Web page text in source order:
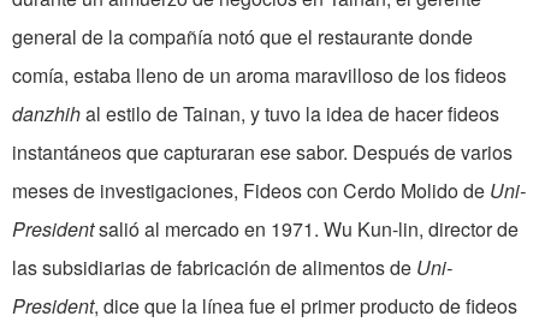
general de la compañía notó que el restaurante donde
comía, estaba lleno de un aroma maravilloso de los fideos
danzhihal estilo de Tainan, y tuvo la idea de hacer fideos
instantáneos que capturaran ese sabor. Después de varios
meses de investigaciones, Fideos con Cerdo Molido de Uni-
Presidentsalió al mercado en 1971. Wu Kun-lin, director de
las subsidiarias de fabricación de alimentos de Uni-
President, dice que la línea fue el primer producto de fideos